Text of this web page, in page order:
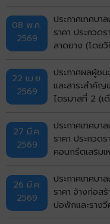
08 พ.ค.
2569
ประกาศเทศบา
ราคา ประกวด
ลาดยาง (โดย
เมืองขอนแก่น
ทรอกนิกส์ (e-
22 เม.ย.
2569
ประกาศผลผู้ช
และสาระสำคั
ไตรมาสที่ 2 (
27 มี.ค.
2569
ประกาศเทศบา
ราคา ประกวด
คอนกรีตเสริม
(หน้าศาลาอเน
บ้านเป็ด อำเภ
ประกวดราคา
26 มี.ค.
2569
ประกาศเทศบา
ราคา จ้างก่อส
บ่อพักและราง